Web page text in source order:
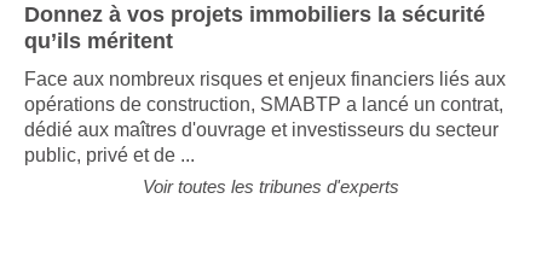
Donnez à vos projets immobiliers la sécurité
qu’ils méritent
Face aux nombreux risques et enjeux financiers liés aux
opérations de construction, SMABTP a lancé un contrat,
dédié aux maîtres d'ouvrage et investisseurs du secteur
public, privé et de ...
Voir toutes les tribunes d'experts